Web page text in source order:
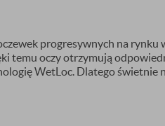
progresywnych na rynku
temu oczy otrzymują
WetLoc. Dlatego świetnie